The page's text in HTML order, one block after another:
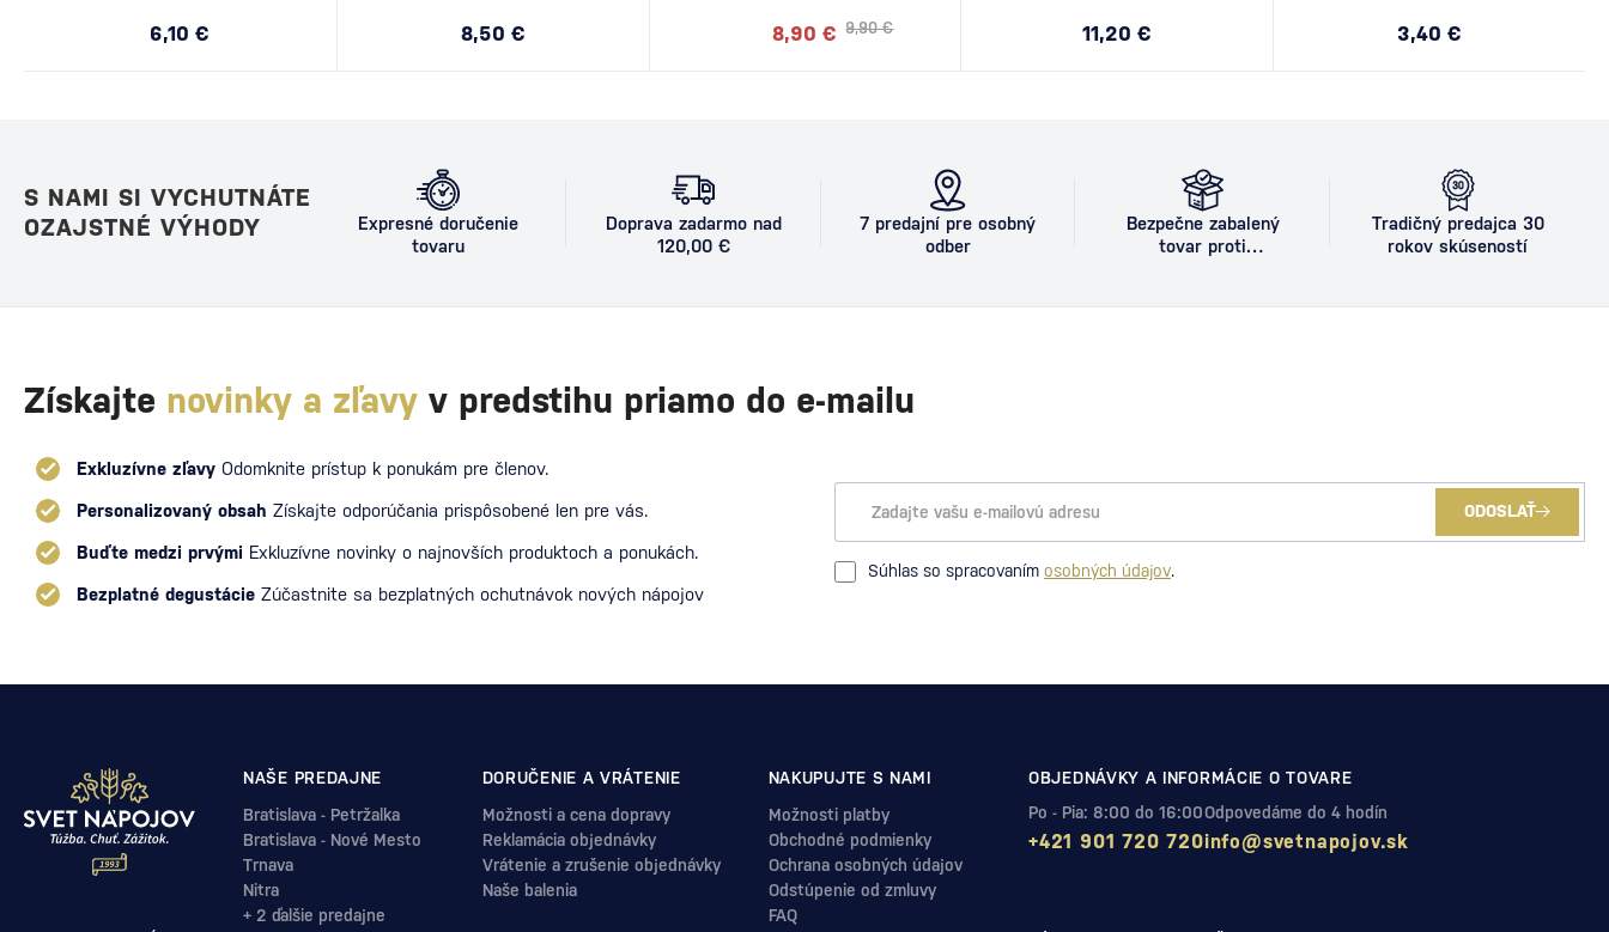
6,10 € 8,50 € 9,90 €
8,90 € 11,20 € 3,40 €
S NAMI SI VYCHUTNÁTE
OZAJSTNÉ VÝHODY
Expresné doručenie
tovaru
Doprava zadarmo nad
120,00 €
7 predajní pre osobný
odber
Bezpečne zabalený
tovar proti
Tradičný predajca 30
rokov skúseností
Získajte novinky a zľavy v predstihu priamo do e-mailu
Exkluzívne zľavy Odomknite prístup k ponukám pre členov.
Personalizovaný obsah Získajte odporúčania prispôsobené len pre vás.
Buďte medzi prvými Exkluzívne novinky o najnovších produktoch a ponukách.
Bezplatné degustácie Zúčastnite sa bezplatných ochutnávok nových nápojov
ODOSLAŤ
Súhlas so spracovaním osobných údajov.
NAŠE PREDAJNE
Bratislava - Petržalka
Bratislava - Nové Mesto
Trnava
Nitra
+ 2 ďalšie predajne
DORUČENIE A VRÁTENIE
Možnosti a cena dopravy
Reklamácia objednávky
Vrátenie a zrušenie objednávky
Naše balenia
NAKUPUJTE S NAMI
Možnosti platby
Obchodné podmienky
Ochrana osobných údajov
Odstúpenie od zmluvy
FAQ
OBJEDNÁVKY A INFORMÁCIE O TOVARE
Po - Pia: 8:00 do 16:00
+421 901 720 720
Odpovedáme do 4 hodín
info@svetnapojov.sk